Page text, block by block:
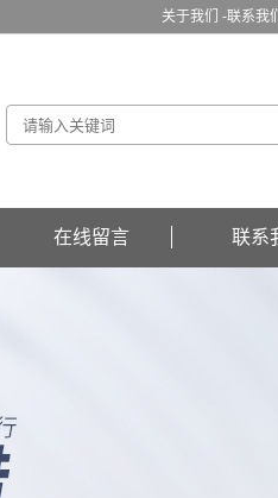
关于我们 -联系我
在线留言 联系